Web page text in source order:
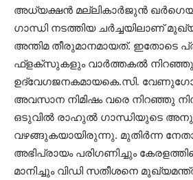
അധ്യക്ഷന്‍ മല്ലികാര്‍ജുന്‍
ഗാന്ധി നടത്തിയ ചര്‍ച്ചയിലാണ്
അന്തിമ തീരുമാനമായത്. ഇതോടെ
ഫ്ളക്സുകളും വാര്‍ത്തകല്‍ നിറഞ്ഞു
ഉദ്വേഗജനകമായകെ.സി.
അവസാന നിമിഷം വരെ നിറഞ്ഞു
ഒടുവില്‍ രാഹുല്‍ ഗാന്ധിയുടെ
വഴങ്ങുകയായിരുന്നു. മുതിര്‍ന്ന
അഭിപ്രായം പരിഗണിച്ചും
മാനിച്ചും വിഡി സതീശനെ